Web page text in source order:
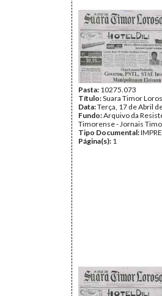
Pasta: 10275.073
Título:Suara Timor
Data:Terça, 17 de Abril
Fundo:Arquivo da
Timorense - Jornais
Tipo Documental:
Página(s): 1